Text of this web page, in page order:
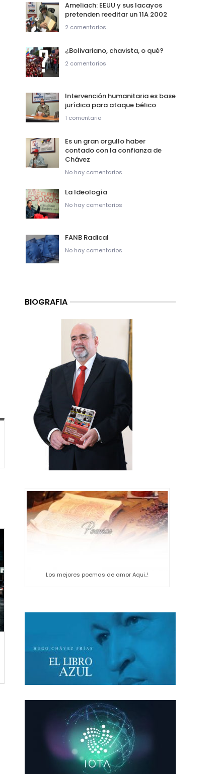
Ameliach: EEUU y sus lacayos
pretenden reeditar un 11A 2002
2 comentarios
¿Bolivariano, chavista, o qué?
2 comentarios
Intervención humanitaria es base
jurídica para ataque bélico
1 comentario
Es un gran orgullo haber
contado con la confianza de
Chávez
No hay comentarios
La Ideología
No hay comentarios
FANB Radical
No hay comentarios
BIOGRAFIA
Los mejores poemas de amor Aqui..!